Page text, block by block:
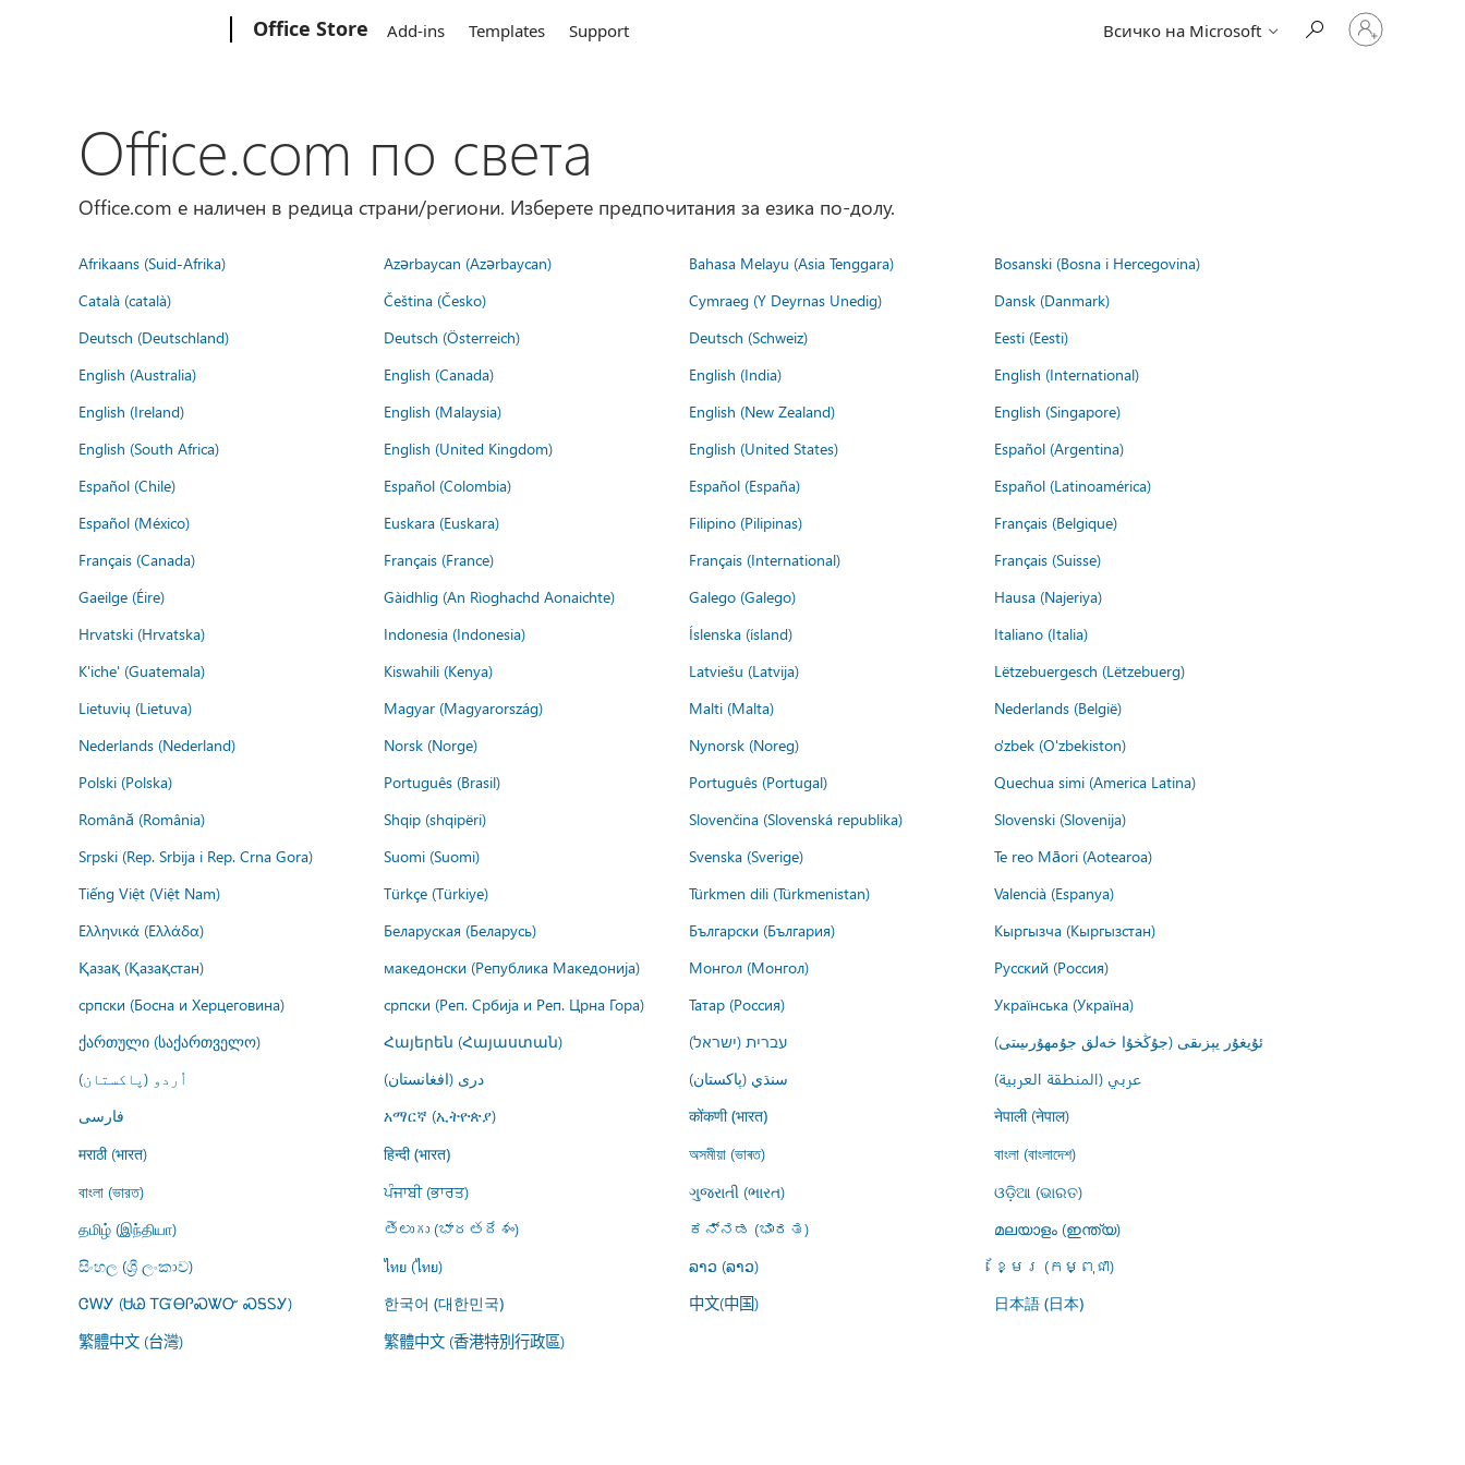
Office Store Add-ins Templates Support Всичко на Microsoft
Влезте
във
вашия
Office.com по света
Office.com е наличен в редица страни/региони. Изберете предпочитания за езика по-долу.
Afrikaans (Suid-Afrika) Azərbaycan (Azərbaycan) Bahasa Melayu (Asia Tenggara)
Bosanski (Bosna i Hercegovina)
Català (català)
Čeština (Česko) Cymraeg (Y Deyrnas Unedig)
Dansk (Danmark)
Deutsch (Deutschland)
Deutsch (Österreich) Deutsch (Schweiz)
Eesti (Eesti)
English (Australia)
English (Canada) English (India)
English (International)
English (Ireland)
English (Malaysia) English (New Zealand)
English (Singapore)
English (South Africa)
English (United Kingdom) English (United States)
Español (Argentina)
Español (Chile)
Español (Colombia) Español (España)
Español (Latinoamérica)
Español (México)
Euskara (Euskara) Filipino (Pilipinas)
Français (Belgique)
Français (Canada)
Français (France) Français (International)
Français (Suisse)
Gaeilge (Éire)
Gàidhlig (An Rìoghachd Aonaichte) Galego (Galego)
Hausa (Najeriya)
Hrvatski (Hrvatska)
Indonesia (Indonesia) Íslenska (ísland)
Italiano (Italia)
K'iche' (Guatemala)
Kiswahili (Kenya) Latviešu (Latvija)
Lëtzebuergesch (Lëtzebuerg)
Lietuvių (Lietuva)
Magyar (Magyarország) Malti (Malta)
Nederlands (België)
Nederlands (Nederland)
Norsk (Norge) Nynorsk (Noreg)
o'zbek (O'zbekiston)
Polski (Polska)
Português (Brasil) Português (Portugal)
Quechua simi (America Latina)
Română (România)
Shqip (shqipëri) Slovenčina (Slovenská republika)
Slovenski (Slovenija)
Srpski (Rep. Srbija i Rep. Crna Gora)
Suomi (Suomi) Svenska (Sverige)
Te reo Māori (Aotearoa)
Tiếng Việt (Việt Nam)
Türkçe (Türkiye) Türkmen dili (Türkmenistan)
Valencià (Espanya)
Ελληνικά (Ελλάδα)
Беларуская (Беларусь) Български (България)
Кыргызча (Кыргызстан)
Қазақ (Қазақстан)
македонски (Република Македонија) Монгол (Монгол)
Русский (Россия)
српски (Босна и Херцеговина)
српски (Реп. Србија и Реп. Црна Гора) Татар (Россия)
Українська (Україна)
ქართული (საქართველო)
Հայերեն (Հայաստան) עברית (ישראל)
ئۇيغۇر يېزىقى (جۇڭخۇا خەلق جۇمھۇرىيىتى)
اُردو (پاکستان)
درى (افغانستان) سنڌي (پاکستان)
عربي (المنطقة العربية)
فارسى
አማርኛ (ኢትዮጵያ) कोंकणी (भारत)
नेपाली (नेपाल)
मराठी (भारत)
हिन्दी (भारत) অসমীয়া (ভাৰত)
বাংলা (বাংলাদেশ)
বাংলা (ভারত)
ਪੰਜਾਬੀ (ਭਾਰਤ) ગુજરાતી (ભારત)
ଓଡ଼ିଆ (ଭାରତ)
தமிழ் (இந்தியா)
తెలుగు (భారతదేశం) ಕನ್ನಡ (ಭಾರತ)
മലയാളം (ഇന്ത്യ)
සිංහල (ශ්‍රී ලංකාව)
ไทย (ไทย) ລາວ (ລາວ)
ខ្មែរ (កម្ពុជា)
ᏣᎳᎩ (ᏌᏊ ᎢᏳᎾᎵᏍᏔᏅ ᏍᎦᏚᎩ)
한국어 (대한민국) 中文(中国) 日本語 (日本)
繁體中文 (台灣) 繁體中文 (香港特別行政區)